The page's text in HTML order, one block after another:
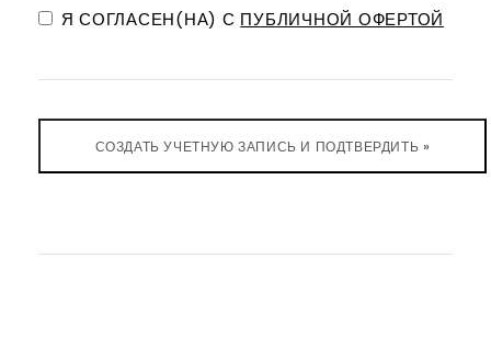
Я СОГЛАСЕН(НА) С ПУБЛИЧНОЙ ОФЕРТОЙ